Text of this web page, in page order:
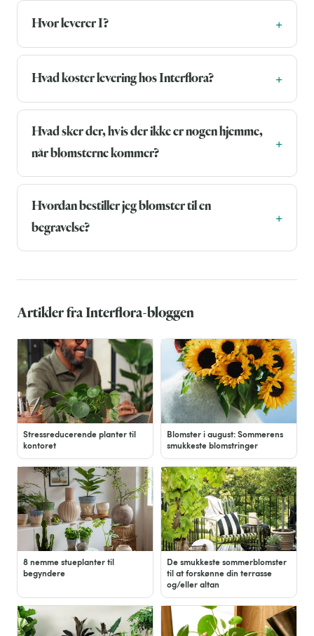
Hvor leverer I?
Hvad koster levering hos Interflora?
Hvad sker der, hvis der ikke er nogen hjemme,
når blomsterne kommer?
Hvordan bestiller jeg blomster til en
begravelse?
Artikler fra Interflora-bloggen
Stressreducerende planter til
kontoret
Blomster i august: Sommerens
smukkeste blomstringer
8 nemme stueplanter til
begyndere
De smukkeste sommerblomster
til at forskønne din terrasse
og/eller altan